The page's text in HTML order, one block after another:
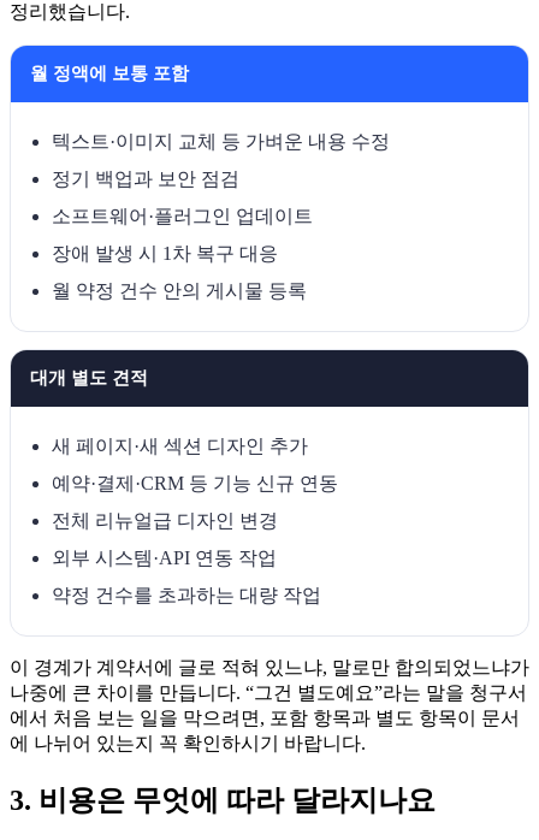
정리했습니다.
월 정액에 보통 포함
텍스트·이미지 교체 등 가벼운 내용 수정
정기 백업과 보안 점검
소프트웨어·플러그인 업데이트
장애 발생 시 1차 복구 대응
월 약정 건수 안의 게시물 등록
대개 별도 견적
새 페이지·새 섹션 디자인 추가
예약·결제·CRM 등 기능 신규 연동
전체 리뉴얼급 디자인 변경
외부 시스템·API 연동 작업
약정 건수를 초과하는 대량 작업
이 경계가 계약서에 글로 적혀 있느냐, 말로만 합의되었느냐가
나중에 큰 차이를 만듭니다. “그건 별도예요”라는 말을 청구서
에서 처음 보는 일을 막으려면, 포함 항목과 별도 항목이 문서
에 나뉘어 있는지 꼭 확인하시기 바랍니다.
3. 비용은 무엇에 따라 달라지나요